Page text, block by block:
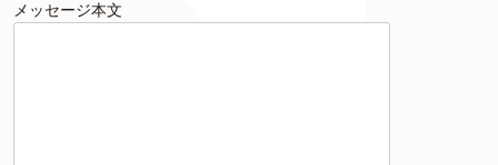
メッセージ本文